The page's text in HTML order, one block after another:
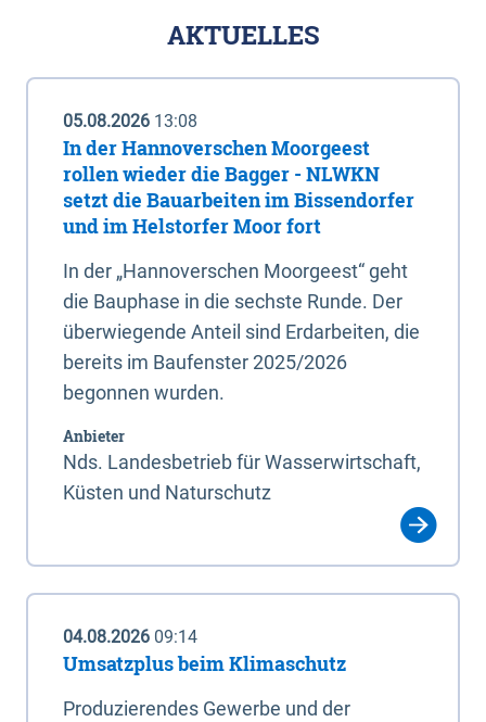
AKTUELLES
05.08.2026 13:08
In der Hannoverschen Moorgeest
rollen wieder die Bagger - NLWKN
setzt die Bauarbeiten im Bissendorfer
und im Helstorfer Moor fort
In der „Hannoverschen Moorgeest“ geht
die Bauphase in die sechste Runde. Der
überwiegende Anteil sind Erdarbeiten, die
bereits im Baufenster 2025/2026
begonnen wurden.
Anbieter
Nds. Landesbetrieb für Wasserwirtschaft,
Küsten und Naturschutz
04.08.2026 09:14
Umsatzplus beim Klimaschutz
Produzierendes Gewerbe und der